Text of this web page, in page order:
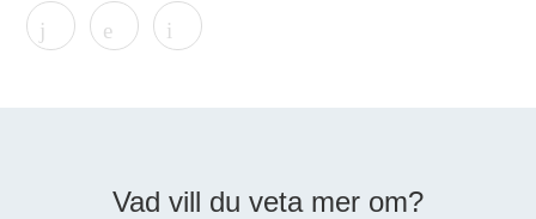
Vad vill du veta mer om?